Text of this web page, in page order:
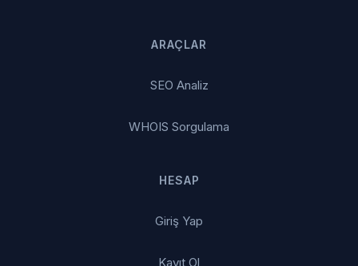
ARAÇLAR
SEO Analiz
WHOIS Sorgulama
HESAP
Giriş Yap
Kayıt Ol